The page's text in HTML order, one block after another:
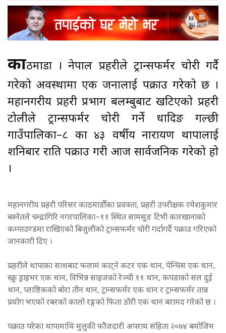
काठमाडौँ । नेपाल प्रहरीले ट्रान्सफर्मर चोरी गर्दै
गरेको अवस्थामा एक जनालाई पक्राउ गरेको छ ।
महानगरीय प्रहरी प्रभाग बलम्बुबाट खटिएको प्रहरी
टोलीले ट्रान्सफर्मर चोरी गर्ने धादिङ गल्छी
गाउँपालिका–८ का ४३ वर्षीय नारायण थापालाई
शनिबार राति पक्राउ गरी आज सार्वजनिक गरेको हो
।
महानगरीय प्रहरी परिसर काठमाडौँका प्रवक्ता, प्रहरी उपरीक्षक रमेशकुमार
बस्नेतले चन्द्रागिरि नगरपालिका–११ स्थित सामसुङ टिभी कारखानाको
कम्पाउण्डमा राखिएको बिजुलीको ट्रान्सफर्मर चोरी गर्दागर्दै पक्राउ गरिएको
जानकारी दिए ।
प्रहरीले थापाका साथबाट फलाम काट्ने कटर एक थान, पेन्चिस एक थान,
स्क्रु ड्राइभर एक थान, विभिन्न साइजको रेञ्ची ११ थान, कपडाको सल दुई
थान, प्लाष्टिकको बोरा तीन थान, ट्रान्सफर्मर एक थान र ट्रान्सफर्मर तान्न
प्रयोग भएको रबरको कालो रङ्गको फिता डोरी एक थान बरामद गरेको छ ।
पक्राउ परेका थापामाथि मुलुकी फौजदारी अपराध संहिता २०७४ बमोजिम